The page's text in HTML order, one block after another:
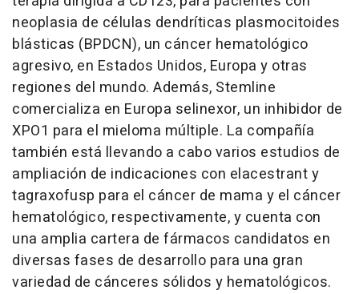
neoplasia de células dendríticas plasmocitoides
blásticas (BPDCN), un cáncer hematológico
agresivo, en Estados Unidos, Europa y otras
regiones del mundo. Además, Stemline
comercializa en Europa selinexor, un inhibidor de
XPO1 para el mieloma múltiple. La compañía
también está llevando a cabo varios estudios de
ampliación de indicaciones con elacestrant y
tagraxofusp para el cáncer de mama y el cáncer
hematológico, respectivamente, y cuenta con
una amplia cartera de fármacos candidatos en
diversas fases de desarrollo para una gran
variedad de cánceres sólidos y hematológicos.